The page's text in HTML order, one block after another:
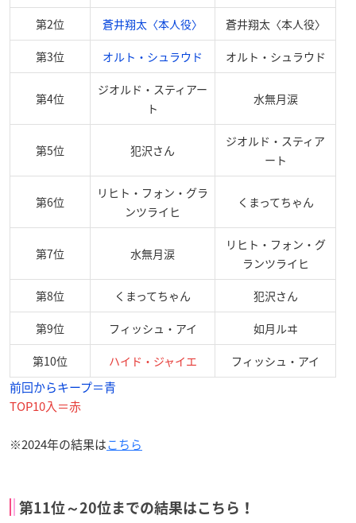
第2位 蒼井翔太〈本人役〉 蒼井翔太〈本人役〉
第3位 オルト・シュラウド オルト・シュラウド
第4位
ジオルド・スティアー
ト
水無月涙
第5位 犯沢さん
ジオルド・スティア
ート
第6位
リヒト・フォン・グラ
ンツライヒ
くまってちゃん
第7位 水無月涙
リヒト・フォン・グ
ランツライヒ
第8位 くまってちゃん 犯沢さん
第9位 フィッシュ・アイ 如月ルヰ
第10位 ハイド・ジャイエ フィッシュ・アイ
前回からキープ＝青
TOP10入＝赤
※2024年の結果はこちら
第11位～20位までの結果はこちら！